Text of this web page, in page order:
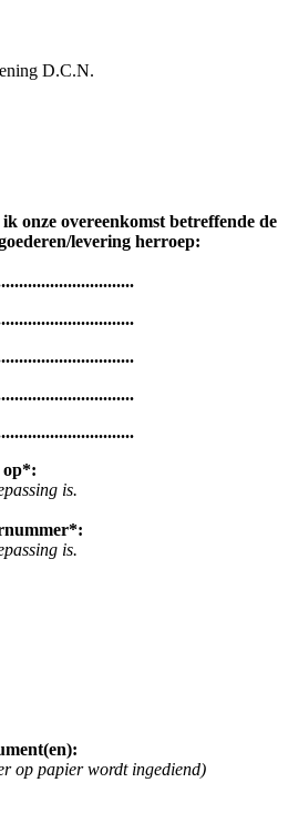
D.C.N.
onze overeenkomst betreffende de
levering herroep:
op*:
is.
is.
op papier wordt ingediend)